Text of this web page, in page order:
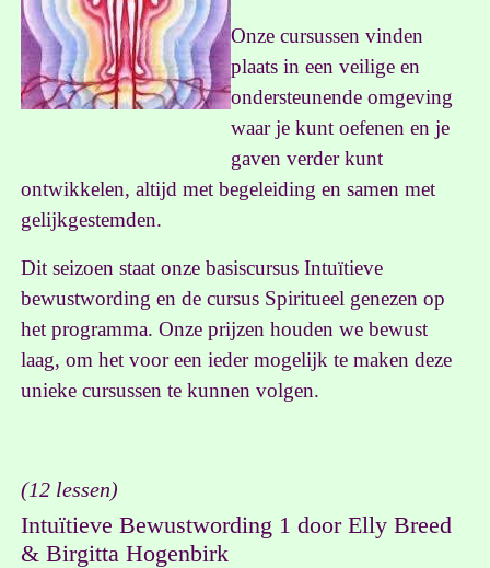
Onze cursussen vinden
plaats in een veilige en
ondersteunende omgeving
waar je kunt oefenen en je
gaven verder kunt
ontwikkelen, altijd met begeleiding en samen met
gelijkgestemden.
Dit seizoen staat onze basiscursus Intuïtieve
bewustwording en de cursus Spiritueel genezen op
het programma. Onze prijzen houden we bewust
laag, om het voor een ieder mogelijk te maken deze
unieke cursussen te kunnen volgen.
(12 lessen)
Intuïtieve Bewustwording 1 door Elly Breed
& Birgitta Hogenbirk